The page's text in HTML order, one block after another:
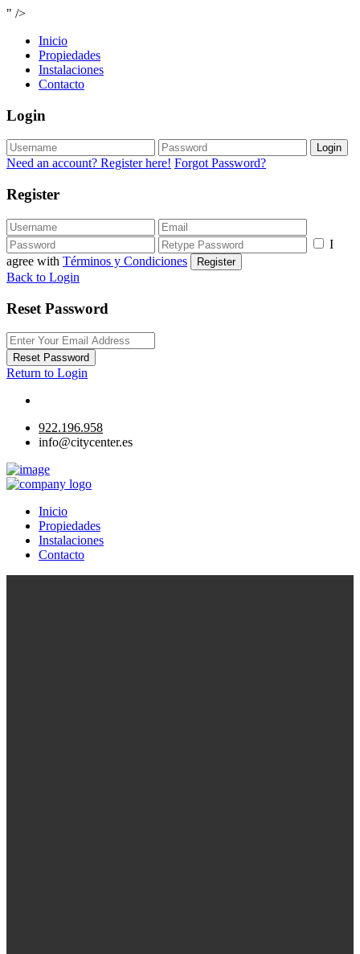
" />
Inicio
Propiedades
Instalaciones
Contacto
Login
Login
Need an account? Register here! Forgot Password?
Register
I
agree with Términos y Condiciones Register
Back to Login
Reset Password
Reset Password
Return to Login
922.196.958
info@citycenter.es
Inicio
Propiedades
Instalaciones
Contacto